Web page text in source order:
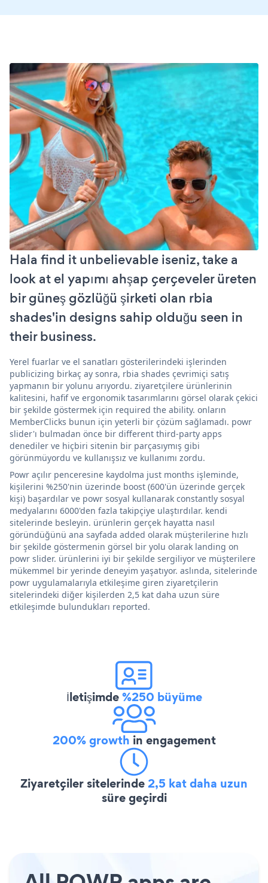
Hala find it unbelievable iseniz, take a
look at el yapımı ahşap çerçeveler üreten
bir güneş gözlüğü şirketi olan rbia
shades'in designs sahip olduğu seen in
their business.
Yerel fuarlar ve el sanatları gösterilerindeki işlerinden
publicizing birkaç ay sonra, rbia shades çevrimiçi satış
yapmanın bir yolunu arıyordu. ziyaretçilere ürünlerinin
kalitesini, hafif ve ergonomik tasarımlarını görsel olarak çekici
bir şekilde göstermek için required the ability. onların
MemberClicks bunun için yeterli bir çözüm sağlamadı. powr
slider'ı bulmadan önce bir different third-party apps
denediler ve hiçbiri sitenin bir parçasıymış gibi
görünmüyordu ve kullanışsız ve kullanımı zordu.
Powr açılır penceresine kaydolma just months işleminde,
kişilerini %250'nin üzerinde boost (600'ün üzerinde gerçek
kişi) başardılar ve powr sosyal kullanarak constantly sosyal
medyalarını 6000'den fazla takipçiye ulaştırdılar. kendi
sitelerinde besleyin. ürünlerin gerçek hayatta nasıl
göründüğünü ana sayfada added olarak müşterilerine hızlı
bir şekilde göstermenin görsel bir yolu olarak landing on
powr slider. ürünlerini iyi bir şekilde sergiliyor ve müşterilere
mükemmel bir yerinde deneyim yaşatıyor. aslında, sitelerinde
powr uygulamalarıyla etkileşime giren ziyaretçilerin
sitelerindeki diğer kişilerden 2,5 kat daha uzun süre
etkileşimde bulundukları reported.
İletişimde%250 büyüme
200% growth in engagement
Ziyaretçiler sitelerinde2,5 kat daha uzun
süre geçirdi